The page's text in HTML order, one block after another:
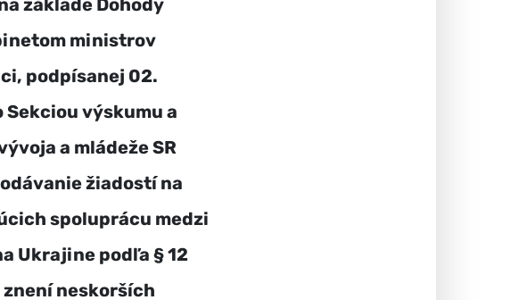
základe Dohody
ministrov
podpísanej 02.
výskumu a
a mládeže SR
žiadostí na
spoluprácu medzi
Ukrajine podľa § 12
znení neskorších